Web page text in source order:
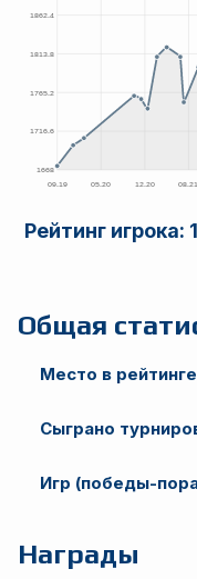
Рейтинг игрока:
Общая
Место в
Сыграно
Игр (победы-
Награды